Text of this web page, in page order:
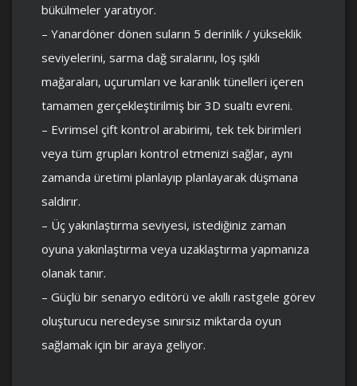
bükülmeler yaratıyor.
– Yanardöner dönen suların 5 derinlik / yükseklik
seviyelerini, sarma dağ sıralarını, loş ışıklı
mağaraları, uçurumları ve karanlık tünelleri içeren
tamamen gerçekleştirilmiş bir 3D sualtı evreni.
– Evrimsel çift kontrol arabirimi, tek tek birimleri
veya tüm grupları kontrol etmenizi sağlar, aynı
zamanda üretimi planlayıp planlayarak düşmana
saldırır.
– Üç yakınlaştırma seviyesi, istediğiniz zaman
oyuna yakınlaştırma veya uzaklaştırma yapmanıza
olanak tanır.
– Güçlü bir senaryo editörü ve akıllı rastgele görev
oluşturucu neredeyse sınırsız miktarda oyun
sağlamak için bir araya geliyor.